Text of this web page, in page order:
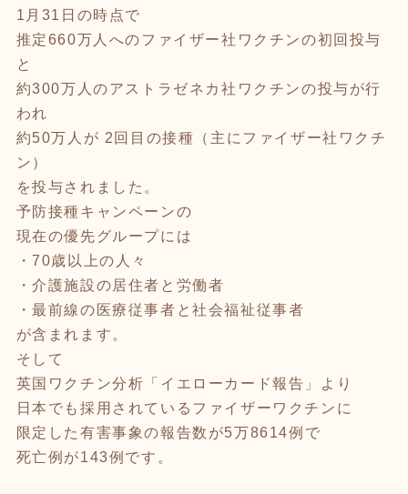
1月31日の時点で
推定660万人へのファイザー社ワクチンの初回投与
と
約300万人のアストラゼネカ社ワクチンの投与が行
われ
約50万人が 2回目の接種（主にファイザー社ワクチ
ン）
を投与されました。
予防接種キャンペーンの
現在の優先グループには
・70歳以上の人々
・介護施設の居住者と労働者
・最前線の医療従事者と社会福祉従事者
が含まれます。
そして
英国ワクチン分析「イエローカード報告」より
日本でも採用されているファイザーワクチンに
限定した有害事象の報告数が5万8614例で
死亡例が143例です。